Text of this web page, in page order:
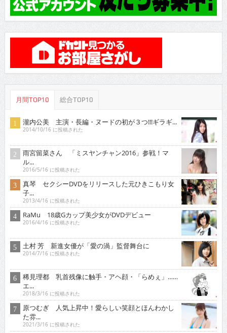
月間TOP10 総合TOP10
瀧内公美 主演・長編・ヌードの初が３つ!!!ギラギ...
2014/10/16 に投稿された
雨宮留菜さん 「ミスヤンチャン2016」参戦！マ
ル...
2016/5/16 に投稿された
真琴 セクシーDVDをリリースした元ひきこもり女
子...
2013/4/16 に投稿された
RaMu 18歳Gカップ美少女がDVDデビュー
2016/4/16 に投稿された
土村 芳 新進女優が「愛の渦」監督舞台に
2014/7/16 に投稿された
稀見理都 乳首残像に触手・アヘ顔・「らめぇ」……
エ...
2018/3/16 に投稿された
原つむぎ 人気上昇中！愛らしい笑顔とほんわかし
た雰...
2021/3/16 に投稿された